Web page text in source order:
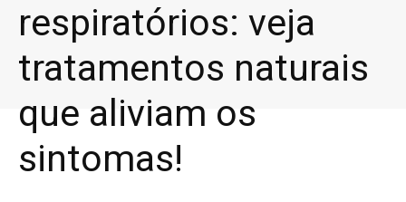
respiratórios: veja
tratamentos naturais
que aliviam os
sintomas!